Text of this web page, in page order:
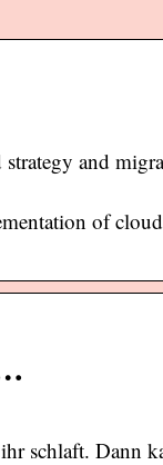
and
of
schlaft. Dann